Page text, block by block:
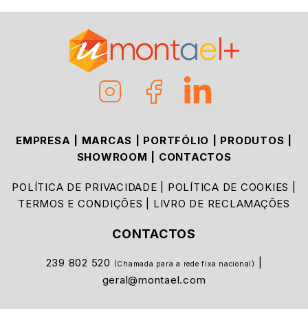
EMPRESA MARCAS PORTFÓLIO PRODUTOS
SHOWROOM
CONTACTOS
POLÍTICA DE PRIVACIDADE POLÍTICA DE COOKIES
TERMOS E CONDIÇÕES
LIVRO DE RECLAMAÇÕES
CONTACTOS
239 802 520 (Chamada para a rede fixa nacional)
geral@montael.com